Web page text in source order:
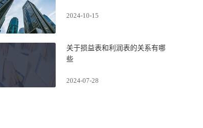
2024-10-15
关于损益表和利润表的关系​有哪
些
2024-07-28